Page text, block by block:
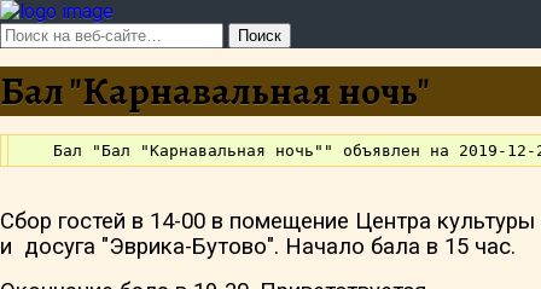
Бал "Карнавальная ночь"
Сбор гостей в 14-00 в помещение Центра культуры
и досуга "Эврика-Бутово". Начало бала в 15 час.